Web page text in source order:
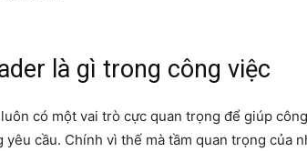
là gì trong công việc
có một vai trò cực quan trọng để giúp
cầu. Chính vì thế mà tầm quan trọng của